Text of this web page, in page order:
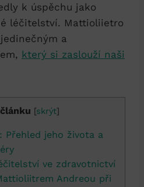
k úspěchu jako
léčitelství. Mattioliietro
a
který si zaslouží naši
[skrýt]
Přehled jeho života a
ve zdravotnictví
Andreou při